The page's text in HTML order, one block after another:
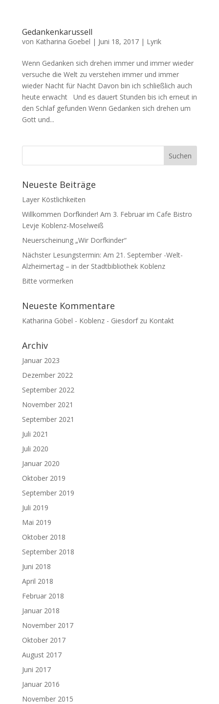
Gedankenkarussell
von Katharina Goebel | Juni 18, 2017| Lyrik
Wenn Gedanken sich drehen immer und immer wieder
versuche die Welt zu verstehen immer und immer
wieder Nacht für Nacht Davon bin ich schließlich auch
heute erwacht Und es dauert Stunden bis ich erneut in
den Schlaf gefunden Wenn Gedanken sich drehen um
Gott und...
Neueste Beiträge
Layer Köstlichkeiten
Willkommen Dorfkinder! Am 3. Februar im Cafe Bistro
Levje Koblenz-Moselweiß
Neuerscheinung „Wir Dorfkinder“
Nächster Lesungstermin: Am 21. September -Welt-
Alzheimertag – in der Stadtbibliothek Koblenz
Bitte vormerken
Neueste Kommentare
Katharina Göbel - Koblenz - Giesdorfzu Kontakt
Archiv
Januar 2023
Dezember 2022
September 2022
November 2021
September 2021
Juli 2021
Juli 2020
Januar 2020
Oktober 2019
September 2019
Juli 2019
Mai 2019
Oktober 2018
September 2018
Juni 2018
April 2018
Februar 2018
Januar 2018
November 2017
Oktober 2017
August 2017
Juni 2017
Januar 2016
November 2015